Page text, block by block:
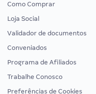
Como Comprar
Loja Social
Validador de documentos
Conveniados
Programa de Afiliados
Trabalhe Conosco
Preferências de Cookies